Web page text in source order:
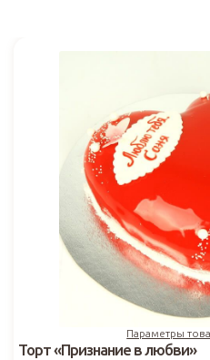
Параметры
Торт «Признание в любви»